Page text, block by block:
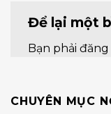
Để lại một
Bạn phải đăng
CHUYÊN MỤC